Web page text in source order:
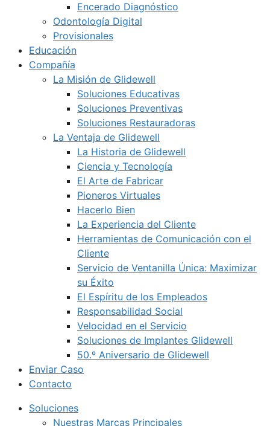
Encerado Diagnóstico
Odontología Digital
Provisionales
Educación
Compañía
La Misión de Glidewell
Soluciones Educativas
Soluciones Preventivas
Soluciones Restauradoras
La Ventaja de Glidewell
La Historia de Glidewell
Ciencia y Tecnología
El Arte de Fabricar
Pioneros Virtuales
Hacerlo Bien
La Experiencia del Cliente
Herramientas de Comunicación con el
Cliente
Servicio de Ventanilla Única: Maximizar
su Éxito
El Espíritu de los Empleados
Responsabilidad Social
Velocidad en el Servicio
Soluciones de Implantes Glidewell
50.º Aniversario de Glidewell
Enviar Caso
Contacto
Soluciones
Nuestras Marcas Principales